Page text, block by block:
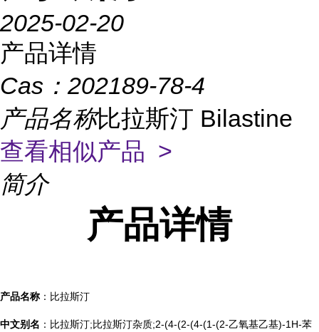
2025-02-20
产品详情
Cas： 202189-78-4
产品名称比拉斯汀 Bilastine
查看相似产品 >
简介
产品详情
产品名称 ：比拉斯汀
中文别名 ：比拉斯汀;比拉斯汀杂质;2-(4-(2-(4-(1-(2-乙氧基乙基)-1H-苯